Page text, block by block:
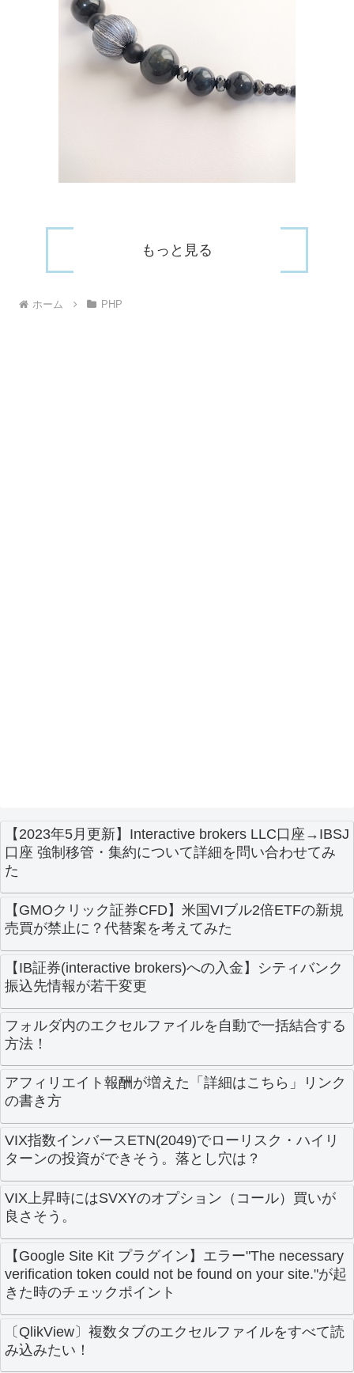
もっと見る
ホーム PHP
【2023年5月更新】Interactive brokers LLC口座→IBSJ
口座 強制移管・集約について詳細を問い合わせてみ
た
【GMOクリック証券CFD】米国VIブル2倍ETFの新規
売買が禁止に？代替案を考えてみた
【IB証券(interactive brokers)への入金】シティバンク
振込先情報が若干変更
フォルダ内のエクセルファイルを自動で一括結合する
方法！
アフィリエイト報酬が増えた「詳細はこちら」リンク
の書き方
VIX指数インバースETN(2049)でローリスク・ハイリ
ターンの投資ができそう。落とし穴は？
VIX上昇時にはSVXYのオプション（コール）買いが
良さそう。
【Google Site Kit プラグイン】エラー"The necessary
verification token could not be found on your site."が起
きた時のチェックポイント
〔QlikView〕複数タブのエクセルファイルをすべて読
み込みたい！